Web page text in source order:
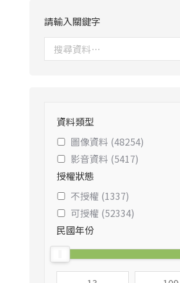
請輸入關鍵字
資料類型
圖像資料 (48254)
影音資料 (5417)
授權狀態
不授權 (1337)
可授權 (52334)
民國年份